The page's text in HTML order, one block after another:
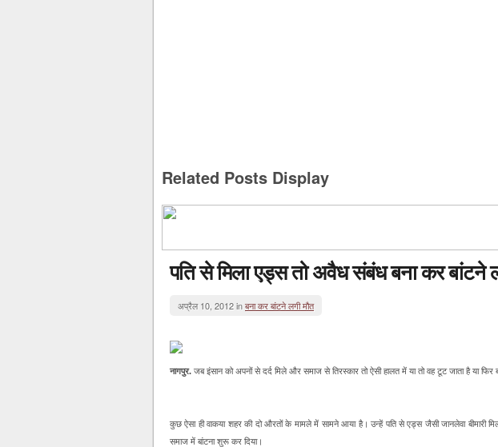
Related Posts Display
पति से मिला एड्स तो अवैध संबंध बना कर बांटने
अप्रैल 10, 2012 inबना कर बांटने लगी मौत
नागपुर. जब इंसान को अपनों से दर्द मिले और समाज से तिरस्कार तो ऐसी हालत में या तो वह टूट जाता है या
कुछ ऐसा ही वाकया शहर की दो औरतों के मामले में सामने आया है। उन्हें पति से एड्स जैसी जानलेवा बीमारी
समाज में बांटना शुरू कर दिया।